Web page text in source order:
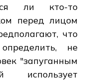
ли кто-то
перед лицом
что
не
"запуганным
использует